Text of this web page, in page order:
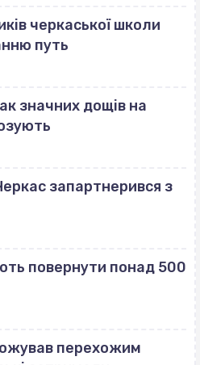
черкаської школи
путь
значних дощів на
запартнерився з
повернути понад 500
перехожим